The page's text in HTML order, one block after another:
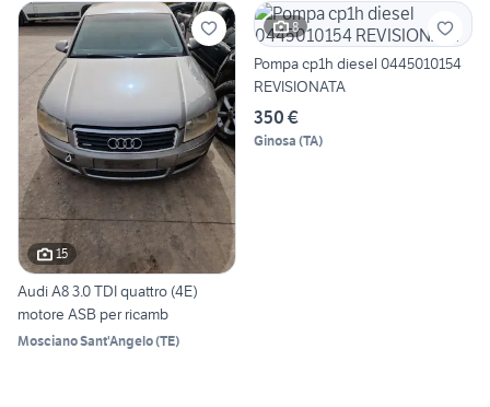
15
Audi A8 3.0 TDI quattro (4E)
motore ASB per ricamb
Mosciano Sant'Angelo(TE)
8
Pompa cp1h diesel 0445010154
REVISIONATA
350 €
Ginosa (TA)